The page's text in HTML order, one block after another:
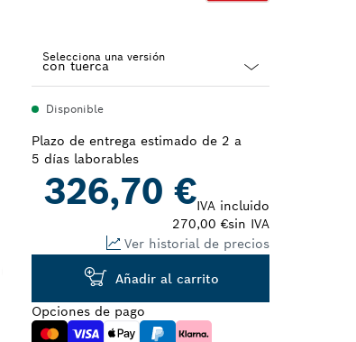
Selecciona una versión
closed
Disponible
Plazo de entrega estimado de 2 a
5 días laborables
326,70 €IVA incluido
270,00 €sin IVA
Ver historial de precios
Añadir al carrito
Opciones de pago